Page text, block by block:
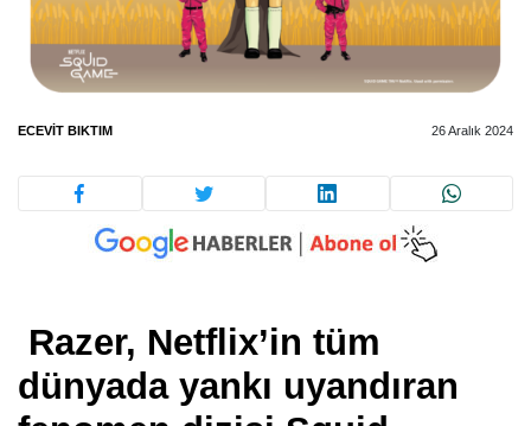
ECEVIT BIKTIM 26 Aralık 2024
Razer, Netflix’in tüm
dünyada yankı uyandıran